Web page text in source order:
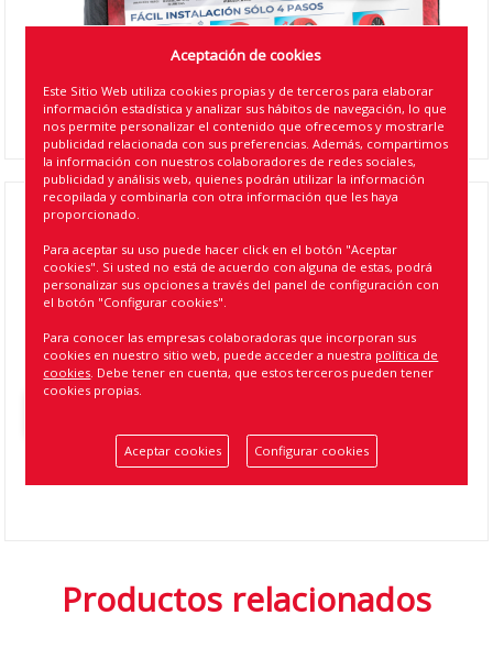
CADENA NIEVE TEXTIL RM SNOW TALLA S
"ENVASE BOLSA" HOMOLOGACION ONORM (
10 )
Referencia
9952-B
EAN13:8424099099622
Productos relacionados
Aceptación de cookies
Este Sitio Web utiliza cookies propias y de terceros para elaborar
información estadística y analizar sus hábitos de navegación, lo que
nos permite personalizar el contenido que ofrecemos y mostrarle
publicidad relacionada con sus preferencias. Además, compartimos
la información con nuestros colaboradores de redes sociales,
publicidad y análisis web, quienes podrán utilizar la información
recopilada y combinarla con otra información que les haya
proporcionado.
Para aceptar su uso puede hacer click en el botón "Aceptar
cookies". Si usted no está de acuerdo con alguna de estas, podrá
personalizar sus opciones a través del panel de configuración con
el botón "Configurar cookies".
Para conocer las empresas colaboradoras que incorporan sus
cookies en nuestro sitio web, puede acceder a nuestra política de
cookies. Debe tener en cuenta, que estos terceros pueden tener
cookies propias.
Aceptar cookies Configurar cookies